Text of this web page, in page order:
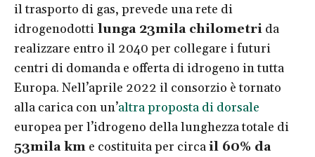
il trasporto di gas, prevede una rete di
idrogenodotti lunga 23mila chilometri da
realizzare entro il 2040 per collegare i futuri
centri di domanda e offerta di idrogeno in tutta
Europa. Nell’aprile 2022 il consorzio è tornato
alla carica con un’altra proposta di dorsale
europea per l’idrogeno della lunghezza totale di
53mila km e costituita per circail 60% da